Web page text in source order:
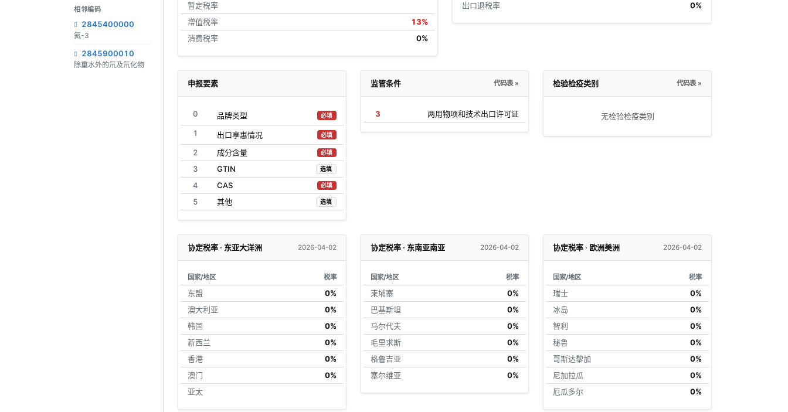
相邻编码
2845400000
氦-3
2845900010
除重水外的氘及氘化物
暂定税率
增值税率
13%
消费税率
0%
出口退税率
0%
申报要素
0 品牌类型 必填
1 出口享惠情况 必填
2 成分含量 必填
3 GTIN 选填
4 CAS 必填
5 其他 选填
监管条件 代码表 »
3 两用物项和技术出口许可证
检验检疫类别 代码表 »
无检验检疫类别
协定税率 · 东亚大洋洲 2026-04-02
国家/地区 税率
东盟
0%
澳大利亚
0%
韩国
0%
新西兰
0%
香港
0%
澳门
0%
亚太
协定税率 · 东南亚南亚 2026-04-02
国家/地区 税率
柬埔寨
0%
巴基斯坦
0%
马尔代夫
0%
毛里求斯
0%
格鲁吉亚
0%
塞尔维亚
0%
协定税率 · 欧洲美洲 2026-04-02
国家/地区 税率
瑞士
0%
冰岛
0%
智利
0%
秘鲁
0%
哥斯达黎加
0%
尼加拉瓜
0%
厄瓜多尔
0%